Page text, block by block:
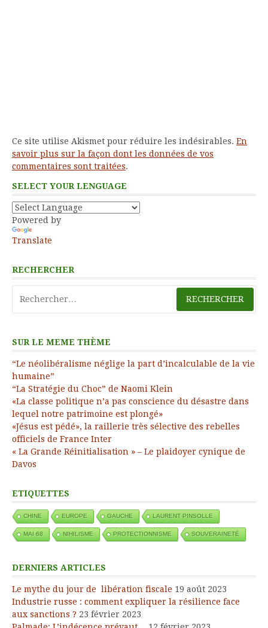
Ce site utilise Akismet pour réduire les indésirables. En
savoir plus sur la façon dont les données de vos
commentaires sont traitées.
SELECT YOUR LENGUAGE
Powered by
Translate
RECHERCHER
SUR LE MEME THÈME
“Le néolibéralisme néglige la part d’incalculable de la vie
humaine”
“La Stratégie du Choc” de Naomi Klein
«La classe politique n’a pas conscience du désastre dans
lequel notre patrimoine est plongé»
«Jésus est pédé», la raillerie très sélective des rebelles
officiels de France Inter
« La Grande Réinitialisation » – Le plaidoyer cynique de
Davos
ETIQUETTES
CHINE EUROPE GAUCHE LAURENT PINSOLLE
MAI 68 NIHILISME PROTECTIONNISME SOUVERAINETÉ
DERNIERS ARTICLES
Le mythe du jour de libération fiscale 19 août 2023
Industrie russe : comment expliquer la résilience face
aux sanctions ? 23 février 2023